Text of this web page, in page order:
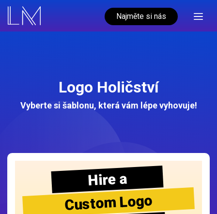
Najměte si nás
Logo Holičství
Vyberte si šablonu, která vám lépe vyhovuje!
Hire a
Custom Logo